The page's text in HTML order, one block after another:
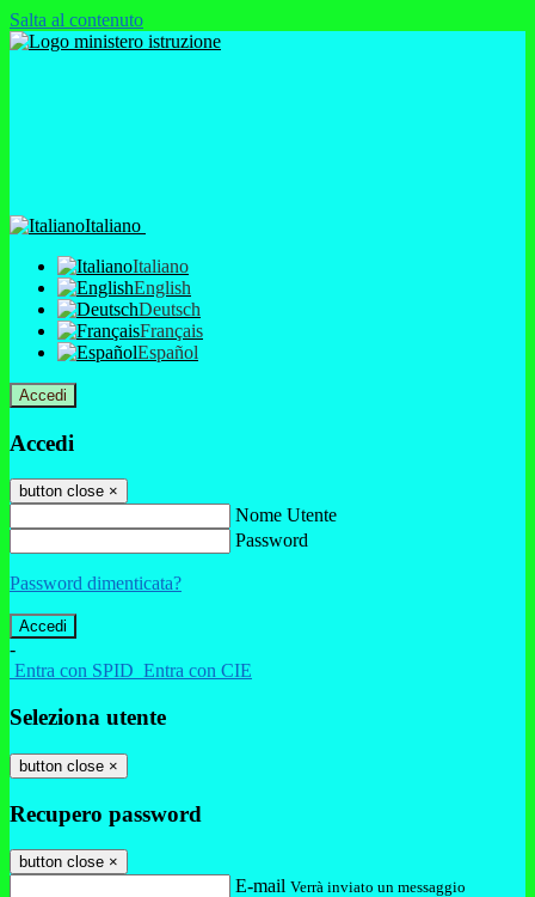
Salta al contenuto
Italiano
Italiano
English
Deutsch
Français
Español
Accedi
Accedi
button close ×
Nome Utente
Password
Password dimenticata?
-
Entra con SPID Entra con CIE
Seleziona utente
button close ×
Recupero password
button close ×
E-mail Verrà inviato un messaggio